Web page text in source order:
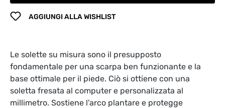
AGGIUNGI ALLA WISHLIST
Le solette su misura sono il presupposto
fondamentale per una scarpa ben funzionante e la
base ottimale per il piede. Ciò si ottiene con una
soletta fresata al computer e personalizzata al
millimetro. Sostiene l'arco plantare e protegge